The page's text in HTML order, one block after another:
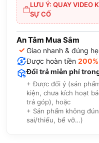
LƯU Ý: QUAY VIDEO
SỰ CỐ
An Tâm Mua Sắm
✓ Giao nhanh & đúng
Được hoàn tiền 200%
Đổi trả miễn phí
+ Được đổi ý (sản
kiện, chưa kích hoạt
trả góp), hoặc
+ Sản phẩm không
sai/thiếu, bể vỡ…)